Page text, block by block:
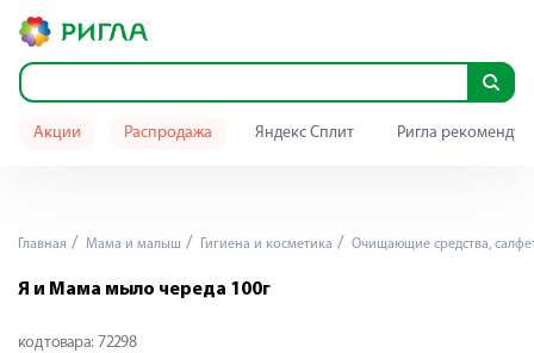
Акции Распродажа Яндекс Сплит Ригла
Главная Мама и малыш Гигиена и косметика Очищающие средства,
Я и Мама мыло череда 100г
код товара: 72298